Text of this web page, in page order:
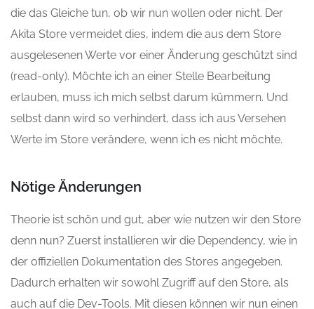
die das Gleiche tun, ob wir nun wollen oder nicht. Der
Akita Store vermeidet dies, indem die aus dem Store
ausgelesenen Werte vor einer Änderung geschützt sind
(read-only). Möchte ich an einer Stelle Bearbeitung
erlauben, muss ich mich selbst darum kümmern. Und
selbst dann wird so verhindert, dass ich aus Versehen
Werte im Store verändere, wenn ich es nicht möchte.
Nötige Änderungen
Theorie ist schön und gut, aber wie nutzen wir den Store
denn nun? Zuerst installieren wir die Dependency, wie in
der offiziellen Dokumentation des Stores angegeben.
Dadurch erhalten wir sowohl Zugriff auf den Store, als
auch auf die Dev-Tools. Mit diesen können wir nun einen